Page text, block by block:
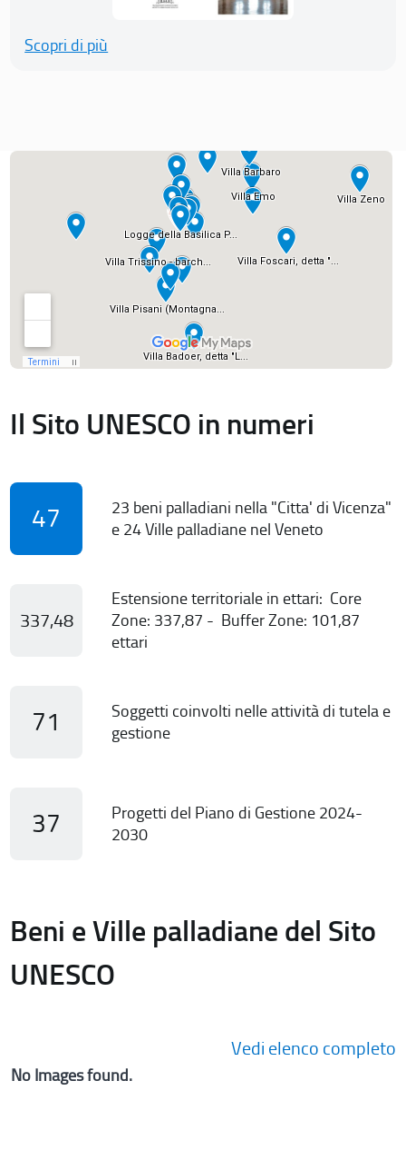
Scopri di più
Il Sito UNESCO in numeri
47
23 beni palladiani nella "Citta' di Vicenza"
e 24 Ville palladiane nel Veneto
337,48
Estensione territoriale in ettari: Core
Zone: 337,87 - Buffer Zone: 101,87
ettari
71
Soggetti coinvolti nelle attività di tutela e
gestione
37
Progetti del Piano di Gestione 2024-
2030
Beni e Ville palladiane del Sito
UNESCO
Vedi elenco completo
No Images found.